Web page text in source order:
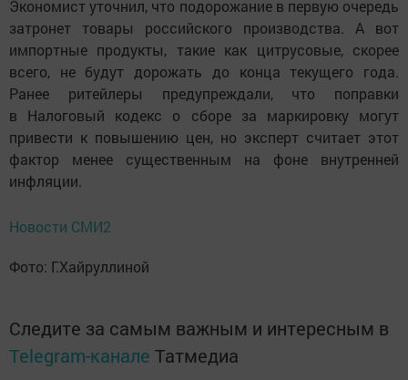
Экономист уточнил, что подорожание в первую очередь
затронет товары российского производства. А вот
импортные продукты, такие как цитрусовые, скорее
всего, не будут дорожать до конца текущего года.
Ранее ритейлеры предупреждали, что поправки
в Налоговый кодекс о сборе за маркировку могут
привести к повышению цен, но эксперт считает этот
фактор менее существенным на фоне внутренней
инфляции.
Новости СМИ2
Фото: Г.Хайруллиной
Следите за самым важным и интересным в
Telegram-канале Татмедиа